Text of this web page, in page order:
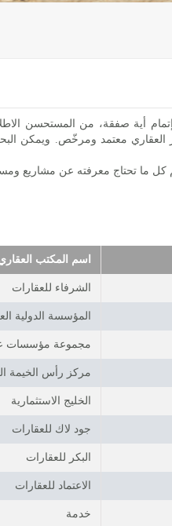
إتمام أية صفقة، من المستحسن
العقاري معتمد ومرخّص. ويمكن
ما تحتاج معرفته عن مشاريع
اسم المكتب
الشرفاء للعقارات
المؤسسة الدولية
مجموعة مؤسسات
مركز رأس الخيمة
الخليج الاستثمارية
جود لاك للعقارات
البكر للعقارات
الاعتماد للعقارات
خدمة